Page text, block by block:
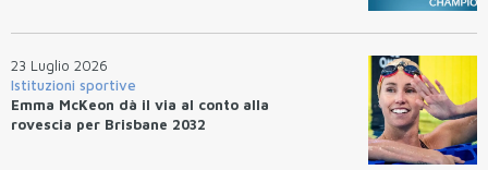
23 Luglio 2026
Istituzioni sportive
Emma McKeon dà il via al conto alla
rovescia per Brisbane 2032